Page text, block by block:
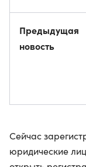
Предыдущая
новость
Сейчас
юридические